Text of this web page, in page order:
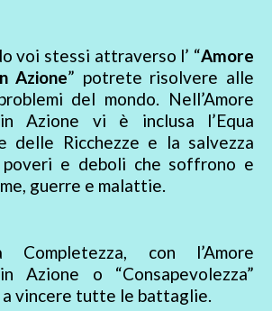
voi stessi attraverso l’ “Amore
Azione” potrete risolvere alle
del mondo. Nell’Amore
Azione vi è inclusa l’Equa
delle Ricchezze e la salvezza
e deboli che soffrono e
guerre e malattie.
con l’Amore
Azione o “Consapevolezza”
vincere tutte le battaglie.